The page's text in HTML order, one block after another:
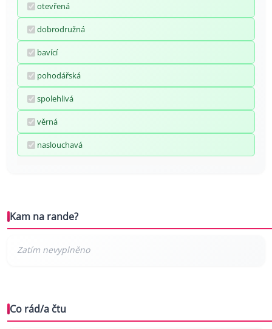
otevřená
dobrodružná
bavící
pohodářská
spolehlivá
věrná
naslouchavá
Kam na rande?
Co rád/a čtu